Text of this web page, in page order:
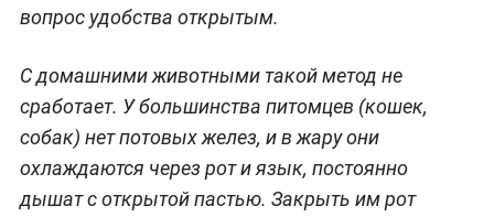
вопрос удобства открытым.
С домашними животными такой метод не
сработает. У большинства питомцев (кошек,
собак) нет потовых желез, и в жару они
охлаждаются через рот и язык, постоянно
дышат с открытой пастью. Закрыть им рот